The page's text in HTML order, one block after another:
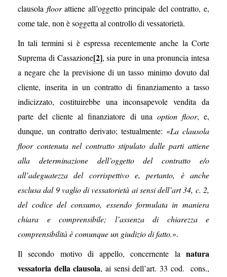
clausola floorattiene all’oggetto principale del contratto, e,
come tale, non è soggetta al controllo di vessatorietà.
In tali termini si è espressa recentemente anche la Corte
Suprema di Cassazione[2], sia pure in una pronuncia intesa
a negare che la previsione di un tasso minimo dovuto dal
cliente, inserita in un contratto di finanziamento a tasso
indicizzato, costituirebbe una inconsapevole vendita da
parte del cliente al finanziatore di una option floor, e,
dunque, un contratto derivato; testualmente: «La clausola
floor contenuta nel contratto stipulato dalle parti attiene
alla determinazione dell’oggetto del contratto e/o
all’adeguatezza del corrispettivo e, pertanto, è anche
esclusa dal 9 vaglio di vessatorietà ai sensi dell’art 34, c. 2,
del codice del consumo, essendo formulata in maniera
chiara e comprensibile; l’assenza di chiarezza e
comprensibilità è comunque un giudizio di fatto.».
Il secondo motivo di appello, concernente la natura
vessatoria della clausola, ai sensi dell’art. 33 cod. cons.,